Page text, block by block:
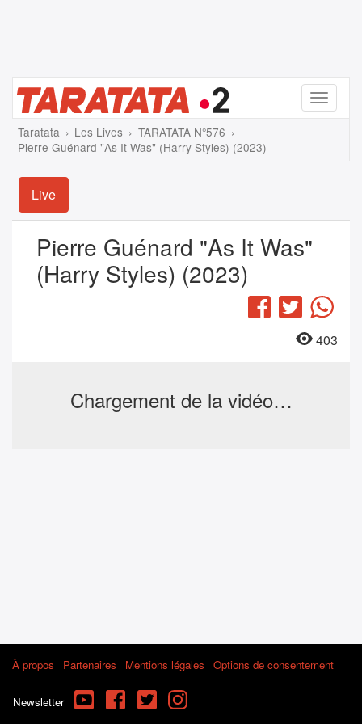
Menu
Taratata Les Lives
TARATATA N°576
Pierre Guénard "As It Was" (Harry Styles) (2023)
Live
Pierre Guénard "As It Was"
(Harry Styles) (2023)
Facebook
Twitter
403
Chargement de la vidéo…
À propos Partenaires Mentions légales Options de consentement
Newsletter YouTube FacebookTwitterInstagram